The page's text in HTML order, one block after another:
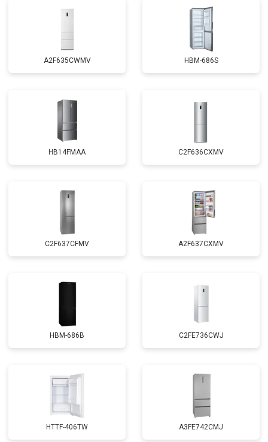
A2F635CWMV HBM-686S
HB14FMAA C2F636CXMV
C2F637CFMV A2F637CXMV
HBM-686B C2FE736CWJ
HTTF-406TW A3FE742CMJ